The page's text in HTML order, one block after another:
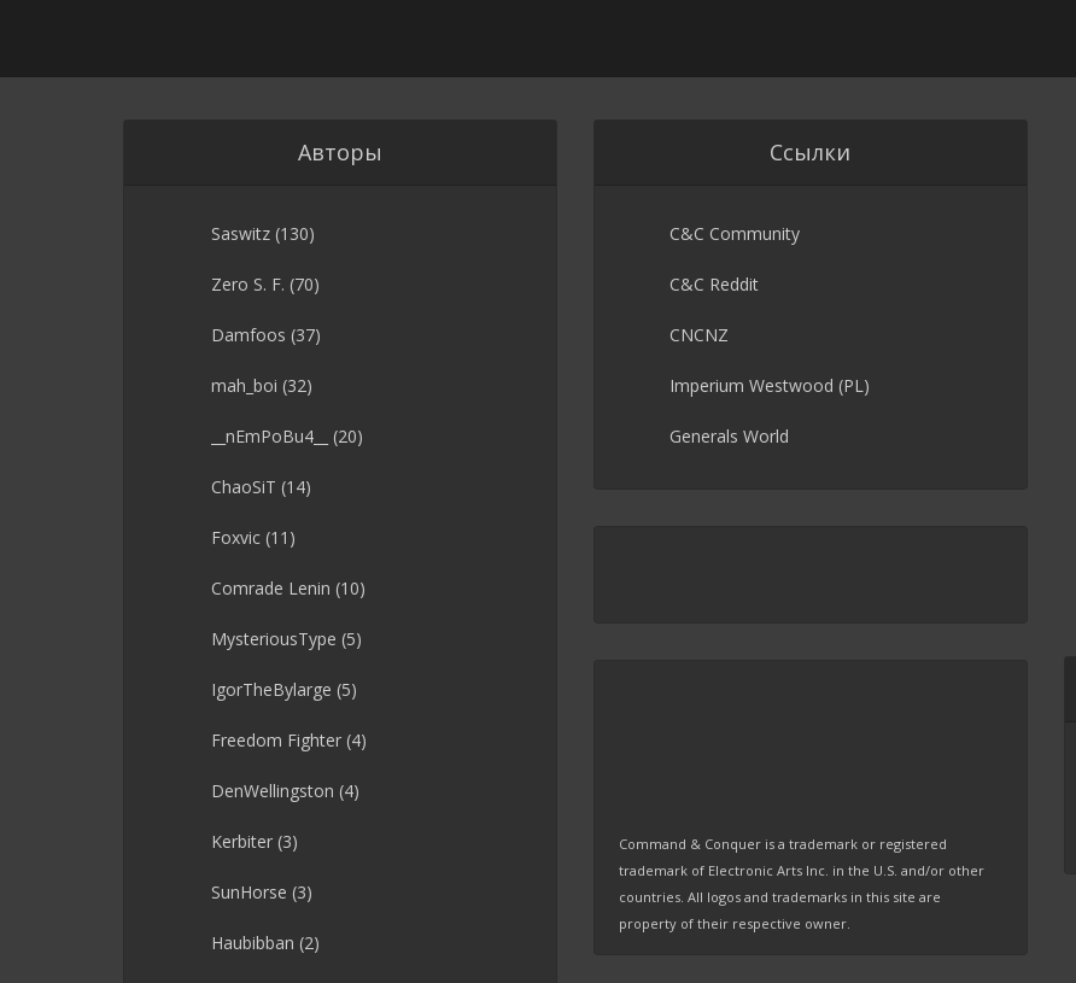
Авторы
Saswitz (130)
Zero S. F. (70)
Damfoos (37)
mah_boi (32)
__nEmPoBu4__ (20)
ChaoSiT (14)
Foxvic (11)
Comrade Lenin (10)
MysteriousType (5)
IgorTheBylarge (5)
Freedom Fighter (4)
DenWellingston (4)
Kerbiter (3)
SunHorse (3)
Haubibban (2)
Ссылки
C&C Community
C&C Reddit
CNCNZ
Imperium Westwood (PL)
Generals World
Command & Conquer is a trademark or registered
trademark of Electronic Arts Inc. in the U.S. and/or other
countries. All logos and trademarks in this site are
property of their respective owner.